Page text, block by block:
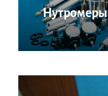
Нутромеры